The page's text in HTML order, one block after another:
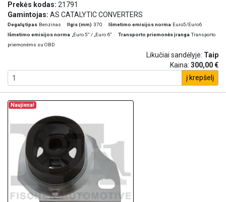
Prekės kodas: 21791
Gamintojas: AS CATALYTIC CONVERTERS
Degalų tipas Benzinas Ilgis (mm) 370 Išmetimo emisijos norma Euro5/Euro6
Išmetimo emisijos norma
„Euro 5“ / „Euro 6“ Transporto priemonės įranga Transporto
priemonėms su OBD
Likučiai sandėlyje: Taip
Kaina: 300,00 €
į krepšelį
Naujiena!